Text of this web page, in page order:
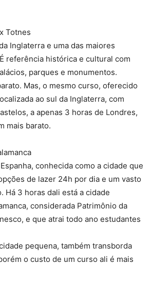
Totnes
Inglaterra e uma das maiores
referência histórica e cultural com
parques e monumentos.
Mas, o mesmo curso, oferecido
ao sul da Inglaterra, com
a apenas 3 horas de Londres,
mais barato.
conhecida como a cidade que
de lazer 24h por dia e um vasto
Há 3 horas dali está a cidade
considerada Patrimônio da
e que atrai todo ano estudantes
pequena, também transborda
o custo de um curso ali é mais